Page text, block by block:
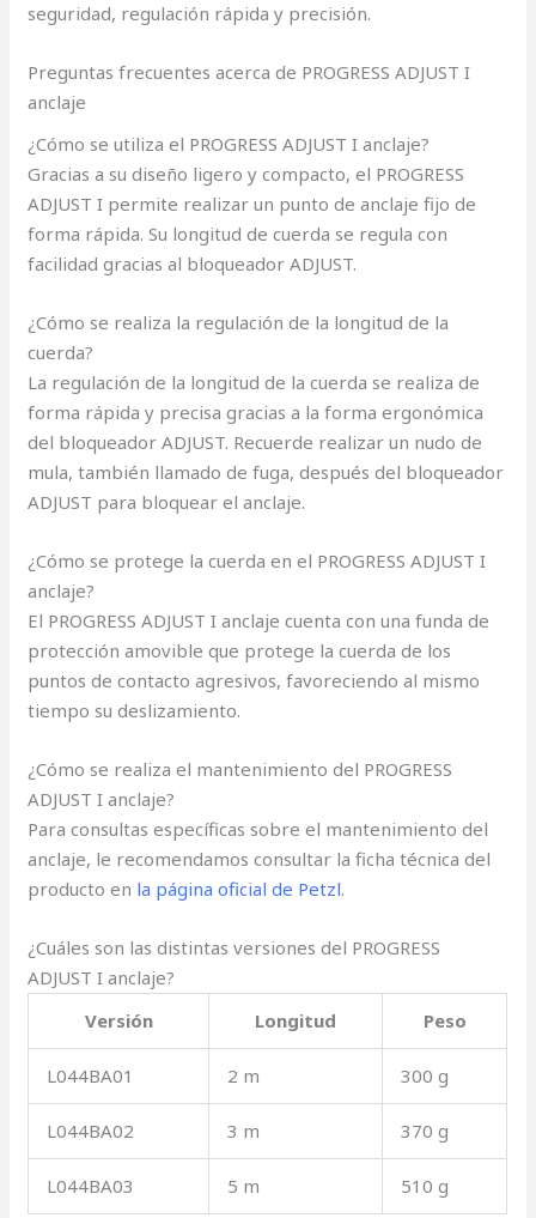
seguridad, regulación rápida y precisión.
Preguntas frecuentes acerca de PROGRESS ADJUST I
anclaje
¿Cómo se utiliza el PROGRESS ADJUST I anclaje?
Gracias a su diseño ligero y compacto, el PROGRESS
ADJUST I permite realizar un punto de anclaje fijo de
forma rápida. Su longitud de cuerda se regula con
facilidad gracias al bloqueador ADJUST.
¿Cómo se realiza la regulación de la longitud de la
cuerda?
La regulación de la longitud de la cuerda se realiza de
forma rápida y precisa gracias a la forma ergonómica
del bloqueador ADJUST. Recuerde realizar un nudo de
mula, también llamado de fuga, después del bloqueador
ADJUST para bloquear el anclaje.
¿Cómo se protege la cuerda en el PROGRESS ADJUST I
anclaje?
El PROGRESS ADJUST I anclaje cuenta con una funda de
protección amovible que protege la cuerda de los
puntos de contacto agresivos, favoreciendo al mismo
tiempo su deslizamiento.
¿Cómo se realiza el mantenimiento del PROGRESS
ADJUST I anclaje?
Para consultas específicas sobre el mantenimiento del
anclaje, le recomendamos consultar la ficha técnica del
producto en la página oficial de Petzl.
¿Cuáles son las distintas versiones del PROGRESS
ADJUST I anclaje?
Versión
Longitud Peso
L044BA01 2 m 300 g
L044BA02 3 m 370 g
L044BA03 5 m 510 g